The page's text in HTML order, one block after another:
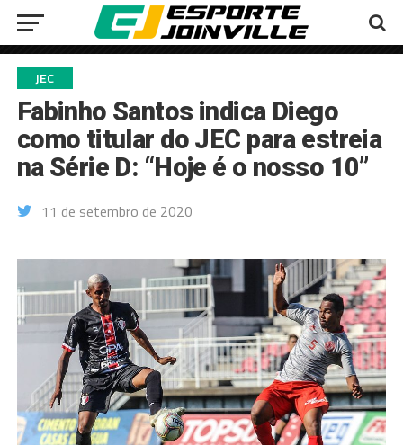
JEC
Fabinho Santos indica Diego
como titular do JEC para estreia
na Série D: “Hoje é o nosso 10”
11 de setembro de 2020